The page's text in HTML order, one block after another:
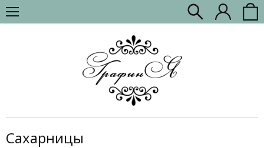
Сахарницы